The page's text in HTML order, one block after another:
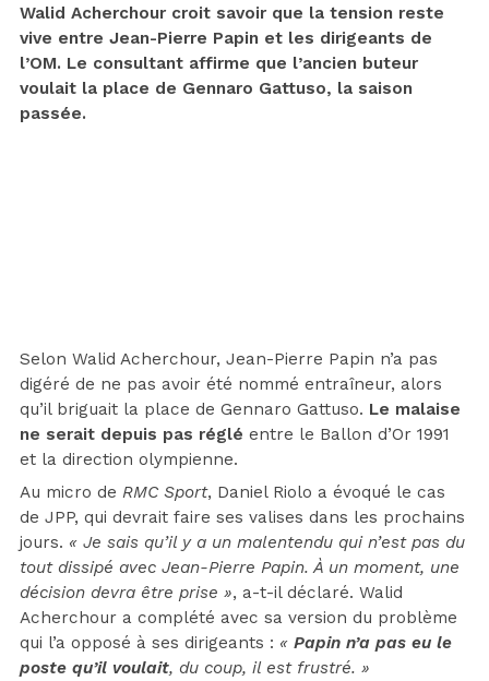
Walid Acherchour croit savoir que la tension reste
vive entre Jean-Pierre Papin et les dirigeants de
l’OM. Le consultant affirme que l’ancien buteur
voulait la place de Gennaro Gattuso, la saison
passée.
Selon Walid Acherchour, Jean-Pierre Papin n’a pas
digéré de ne pas avoir été nommé entraîneur, alors
qu’il briguait la place de Gennaro Gattuso. Le malaise
ne serait depuis pas réglé entre le Ballon d’Or 1991
et la direction olympienne.
Au micro de RMC Sport, Daniel Riolo a évoqué le cas
de JPP, qui devrait faire ses valises dans les prochains
jours. « Je sais qu’il y a un malentendu qui n’est pas du
tout dissipé avec Jean-Pierre Papin. À un moment, une
décision devra être prise », a-t-il déclaré. Walid
Acherchour a complété avec sa version du problème
qui l’a opposé à ses dirigeants : « Papin n’a pas eu le
poste qu’il voulait, du coup, il est frustré. »